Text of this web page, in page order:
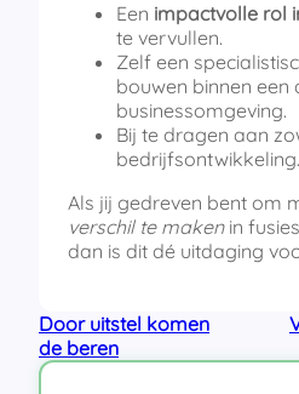
Een impactvolle rol
te vervullen.
Zelf een
bouwen binnen een
businessomgeving.
Bij te dragen aan
bedrijfsontwikkeling.
Als jij gedreven bent om
verschil te makenin
dan is dit dé uitdaging
Door uitstel komen
de beren